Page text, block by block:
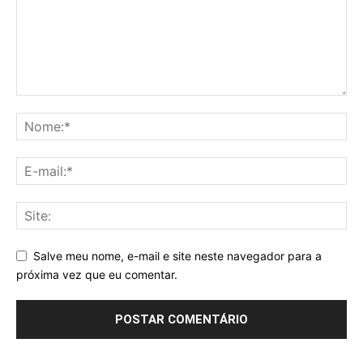
Salve meu nome, e-mail e site neste navegador para a
próxima vez que eu comentar.